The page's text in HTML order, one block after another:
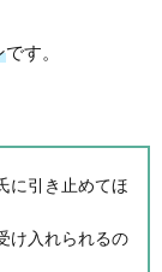
です。
に引き止めてほ
け入れられるの